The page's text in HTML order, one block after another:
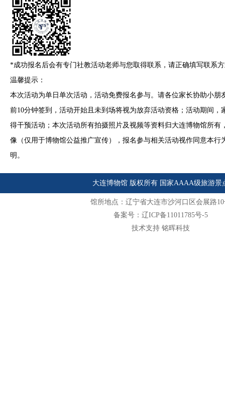
*成功报名后会有专门社教活动老师与您取得联系，请正确填写联系
温馨提示：
本次活动为单日单次活动，活动免费报名参与。请各位家长协助小朋
前10分钟签到，活动开始且未到场将视为放弃活动资格；活动期间，
得干预活动；本次活动所有拍摄照片及视频等资料归大连博物馆所有
像（仅用于博物馆公益推广宣传），报名参与相关活动视作同意本行
明。
大连博物馆 版权所有 国家AAAA级旅游景
馆所地点：辽宁省大连市沙河口区会展路
备案号：辽ICP备11011785号-5
技术支持 铭晖科技